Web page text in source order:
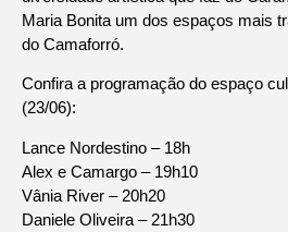
Maria Bonita um dos espaços mais
do Camaforró.
Confira a programação do espaço
(23/06):
Lance Nordestino – 18h
Alex e Camargo – 19h10
Vânia River – 20h20
Daniele Oliveira – 21h30